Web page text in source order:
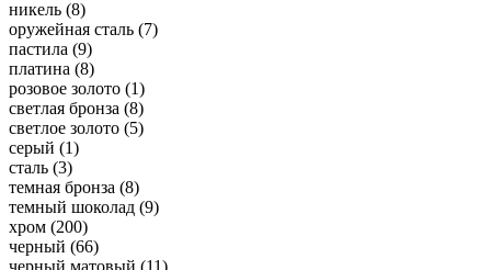
никель (8)
оружейная сталь (7)
пастила (9)
платина (8)
розовое золото (1)
светлая бронза (8)
светлое золото (5)
серый (1)
сталь (3)
темная бронза (8)
темный шоколад (9)
хром (200)
черный (66)
черный матовый (11)